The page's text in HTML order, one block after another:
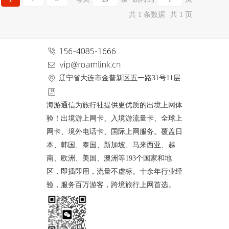
共 1 条数据
共 1 页
辽宁省大连市金普新区五一路31号11层
海游通信为旅行社提供更优质的出境上网体
验！出境游上网卡、入境游流量卡、全球上
网卡、境外电话卡、国际上网服务。覆盖日
本、韩国、泰国、新加坡、马来西亚、越
南、欧洲、美国、澳洲等193个国家和地
区，即插即用，流量不虚标。十余年行业经
验，服务百万游客，跨境旅行上网首选。